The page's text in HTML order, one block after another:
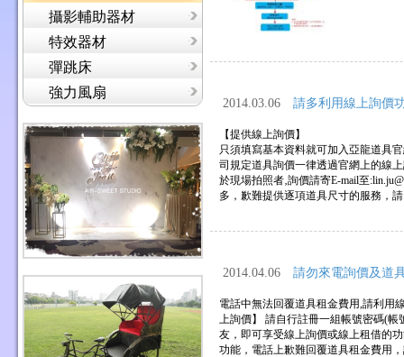
攝影輔助器材
特效器材
彈跳床
強力風扇
2014.03.06 請多利用線上詢價
【提供線上詢價】
只須填寫基本資料就可加入亞龍道具
司規定道具詢價一律透過官網上的線
於現場拍照者‚詢價請寄E-mail至
多，歉難提供逐項道具尺寸的服務，
2014.04.06 請勿來電詢價及道
電話中無法回覆道具租金費用,請利用
上詢價】 請自行註冊一組帳號密碼(
友，即可享受線上詢價或線上租借的
功能，電話上歉難回覆道具租金費用